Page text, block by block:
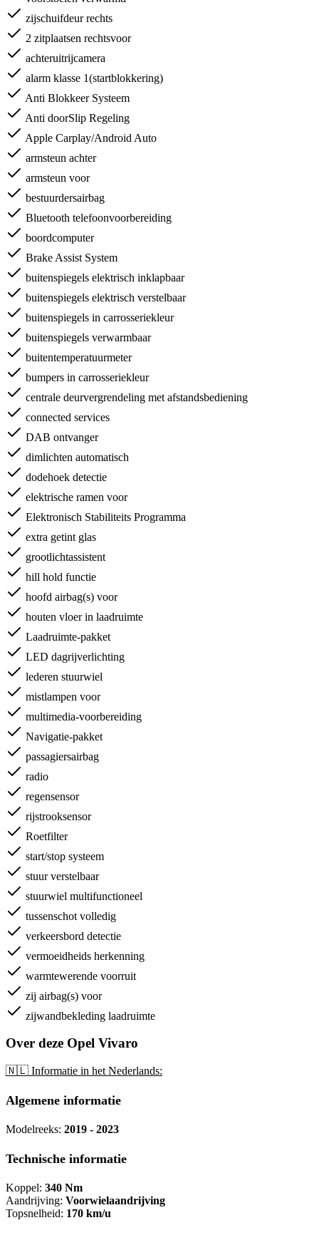
zijschuifdeur rechts
2 zitplaatsen rechtsvoor
achteruitrijcamera
alarm klasse 1(startblokkering)
Anti Blokkeer Systeem
Anti doorSlip Regeling
Apple Carplay/Android Auto
armsteun achter
armsteun voor
bestuurdersairbag
Bluetooth telefoonvoorbereiding
boordcomputer
Brake Assist System
buitenspiegels elektrisch inklapbaar
buitenspiegels elektrisch verstelbaar
buitenspiegels in carrosseriekleur
buitenspiegels verwarmbaar
buitentemperatuurmeter
bumpers in carrosseriekleur
centrale deurvergrendeling met afstandsbediening
connected services
DAB ontvanger
dimlichten automatisch
dodehoek detectie
elektrische ramen voor
Elektronisch Stabiliteits Programma
extra getint glas
grootlichtassistent
hill hold functie
hoofd airbag(s) voor
houten vloer in laadruimte
Laadruimte-pakket
LED dagrijverlichting
lederen stuurwiel
mistlampen voor
multimedia-voorbereiding
Navigatie-pakket
passagiersairbag
radio
regensensor
rijstrooksensor
Roetfilter
start/stop systeem
stuur verstelbaar
stuurwiel multifunctioneel
tussenschot volledig
verkeersbord detectie
vermoeidheids herkenning
warmtewerende voorruit
zij airbag(s) voor
zijwandbekleding laadruimte
Over deze Opel Vivaro
🇳🇱 Informatie in het Nederlands:
Algemene informatie
Modelreeks: 2019 - 2023
Technische informatie
Koppel: 340 Nm
Aandrijving: Voorwielaandrijving
Topsnelheid: 170 km/u